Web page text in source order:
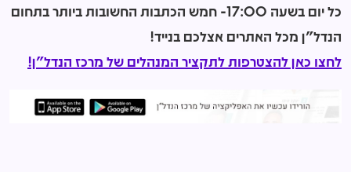
כל יום בשעה 17:00- חמש הכתבות החשובות ביותר בתחום
הנדל"ן מכל האתרים אצלכם בנייד!
לחצו כאן להצטרפות לתקציר המנהלים של מרכז הנדל"ן!